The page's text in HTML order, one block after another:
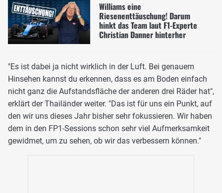
Williams eine
Riesenenttäuschung! Darum
hinkt das Team laut F1-Experte
Christian Danner hinterher
"Es ist dabei ja nicht wirklich in der Luft. Bei genauem
Hinsehen kannst du erkennen, dass es am Boden einfach
nicht ganz die Aufstandsfläche der anderen drei Räder hat",
erklärt der Thailänder weiter. "Das ist für uns ein Punkt, auf
den wir uns dieses Jahr bisher sehr fokussieren. Wir haben
dem in den FP1-Sessions schon sehr viel Aufmerksamkeit
gewidmet, um zu sehen, ob wir das verbessern können."